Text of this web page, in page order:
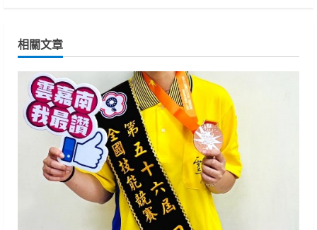
n
u
e
R
相關文章